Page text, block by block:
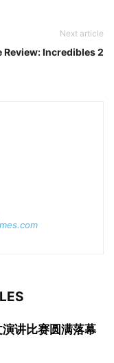
Next article
Review: Incredibles 2
讲比赛圆满落幕